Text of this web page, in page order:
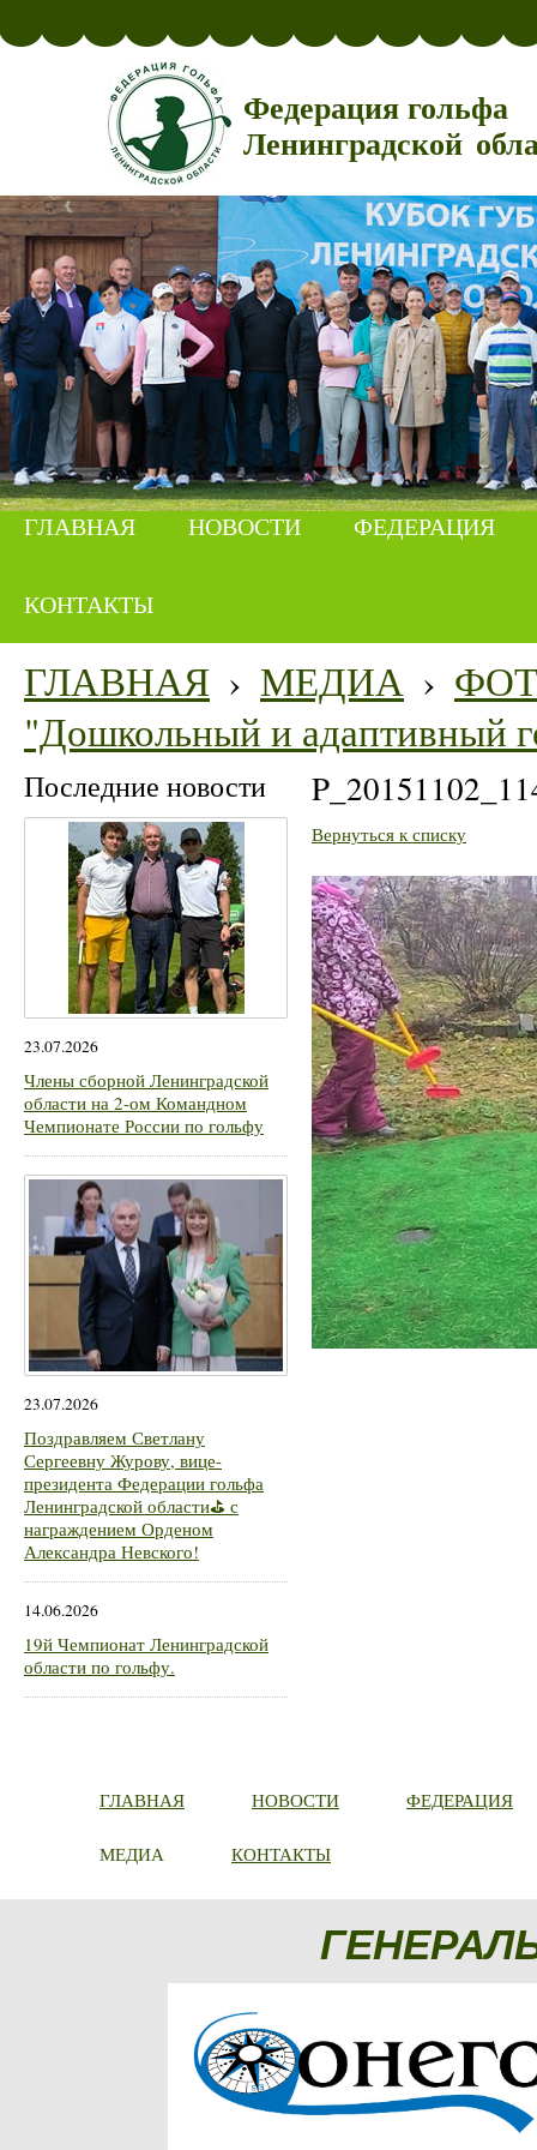
Федерация гольфа
Ленинградской
ГЛАВНАЯ НОВОСТИ ФЕДЕРАЦИЯ
КОНТАКТЫ
ГЛАВНАЯ › МЕДИА ›
"Дошкольный и адаптивный
Последние новости
23.07.2026
Члены сборной Ленинградской
области на 2-ом Командном
Чемпионате России по гольфу
23.07.2026
Поздравляем Светлану
Сергеевну Журову, вице-
президента Федерации гольфа
Ленинградской области⛳ с
награждением Орденом
Александра Невского!
14.06.2026
19й Чемпионат Ленинградской
области по гольфу.
Вернуться к списку
ГЛАВНАЯ НОВОСТИ ФЕДЕРАЦИЯ
МЕДИА КОНТАКТЫ